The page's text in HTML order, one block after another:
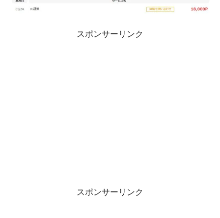
スポンサーリンク
スポンサーリンク